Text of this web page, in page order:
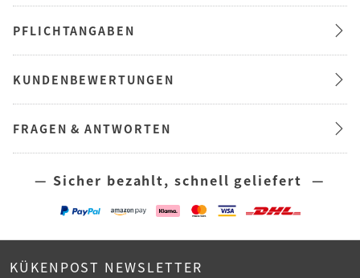
PFLICHTANGABEN
KUNDENBEWERTUNGEN
FRAGEN & ANTWORTEN
— Sicher bezahlt, schnell geliefert —
KÜKENPOST NEWSLETTER